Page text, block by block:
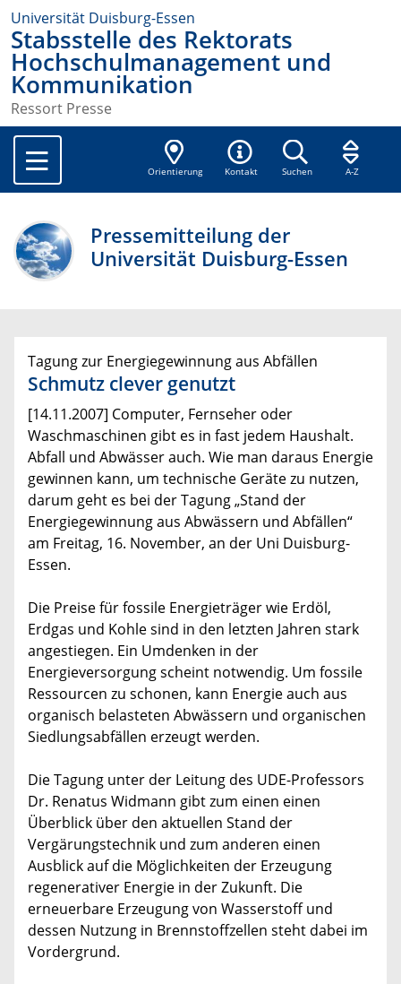
Universität Duisburg-Essen
Stabsstelle des Rektorats
Hochschulmanagement und
Kommunikation
Ressort Presse
Orientierung Kontakt Suchen A-Z
Pressemitteilung der
Universität Duisburg-Essen
Tagung zur Energiegewinnung aus Abfällen
Schmutz clever genutzt
[14.11.2007] Computer, Fernseher oder
Waschmaschinen gibt es in fast jedem Haushalt.
Abfall und Abwässer auch. Wie man daraus Energie
gewinnen kann, um technische Geräte zu nutzen,
darum geht es bei der Tagung „Stand der
Energiegewinnung aus Abwässern und Abfällen“
am Freitag, 16. November, an der Uni Duisburg-
Essen.
Die Preise für fossile Energieträger wie Erdöl,
Erdgas und Kohle sind in den letzten Jahren stark
angestiegen. Ein Umdenken in der
Energieversorgung scheint notwendig. Um fossile
Ressourcen zu schonen, kann Energie auch aus
organisch belasteten Abwässern und organischen
Siedlungsabfällen erzeugt werden.
Die Tagung unter der Leitung des UDE-Professors
Dr. Renatus Widmann gibt zum einen einen
Überblick über den aktuellen Stand der
Vergärungstechnik und zum anderen einen
Ausblick auf die Möglichkeiten der Erzeugung
regenerativer Energie in der Zukunft. Die
erneuerbare Erzeugung von Wasserstoff und
dessen Nutzung in Brennstoffzellen steht dabei im
Vordergrund.